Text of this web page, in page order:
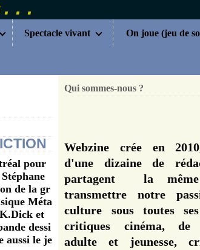
Spectacle vivant
pour
de la gr
Méta
et
dessi
aussi le je
Qui sommes-nous ?
Webzine crée en
d'une dizaine de
partagent la
transmettre notre
culture sous toutes
critiques cinéma, de
adulte et jeunesse,